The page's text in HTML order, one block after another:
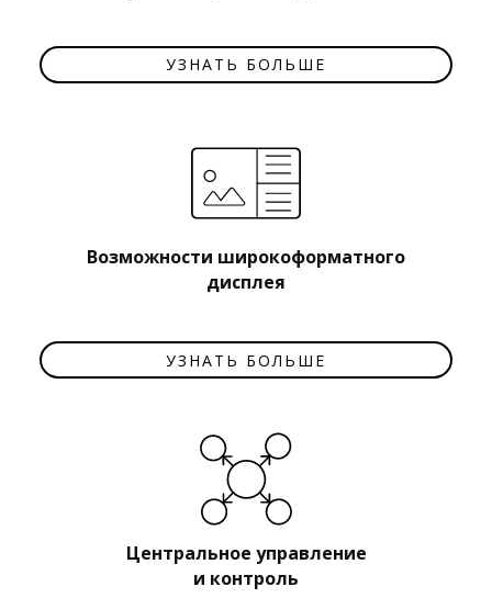
УЗНАТЬ БОЛЬШЕ
Возможности широкоформатного
дисплея​
УЗНАТЬ БОЛЬШЕ
Центральное управление
и контроль​